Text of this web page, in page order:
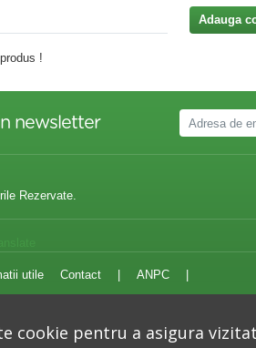
Adauga
!
newsletter
Rezervate.
utile Contact ANPC
cookie pentru a asigura